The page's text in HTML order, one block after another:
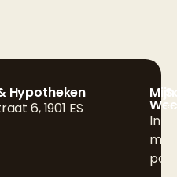
Hypotheken
6, 1901 ES
Mijn
mijn